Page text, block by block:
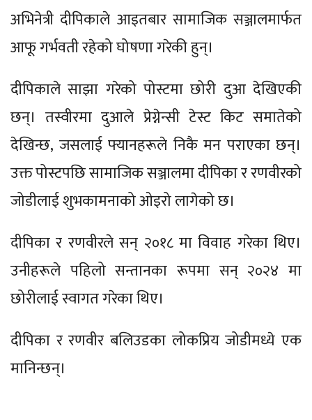
अभिनेत्री दीपिकाले आइतबार सामाजिक सञ्जालमार्फत
आफू गर्भवती रहेको घोषणा गरेकी हुन्।
दीपिकाले साझा गरेको पोस्टमा छोरी दुआ देखिएकी
छन्। तस्वीरमा दुआले प्रेग्नेन्सी टेस्ट किट समातेको
देखिन्छ, जसलाई फ्यानहरूले निकै मन पराएका छन्।
उक्त पोस्टपछि सामाजिक सञ्जालमा दीपिका र रणवीरको
जोडीलाई शुभकामनाको ओइरो लागेको छ।
दीपिका र रणवीरले सन् २०१८ मा विवाह गरेका थिए।
उनीहरूले पहिलो सन्तानका रूपमा सन् २०२४ मा
छोरीलाई स्वागत गरेका थिए।
दीपिका र रणवीर बलिउडका लोकप्रिय जोडीमध्ये एक
मानिन्छन्।